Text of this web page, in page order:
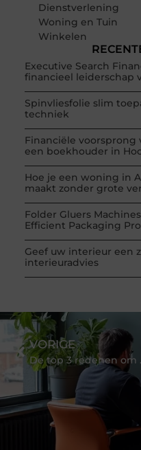
Dienstverlening
Woning en Tuin
Winkelen
Executive Search
financieel leiderschap
Spinvliesfolie slim
techniek
Financiële
een boekhouder in
Hoe je een woning in
maakt zonder grote
Folder Gluers
Efficient Packaging
Geef uw interieur een
interieuradvies
VORIGE
De top 3